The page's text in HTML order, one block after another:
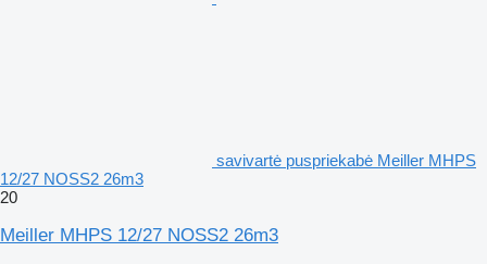
savivartė puspriekabė Meiller MHPS
12/27 NOSS2 26m3
20
Meiller MHPS 12/27 NOSS2 26m3